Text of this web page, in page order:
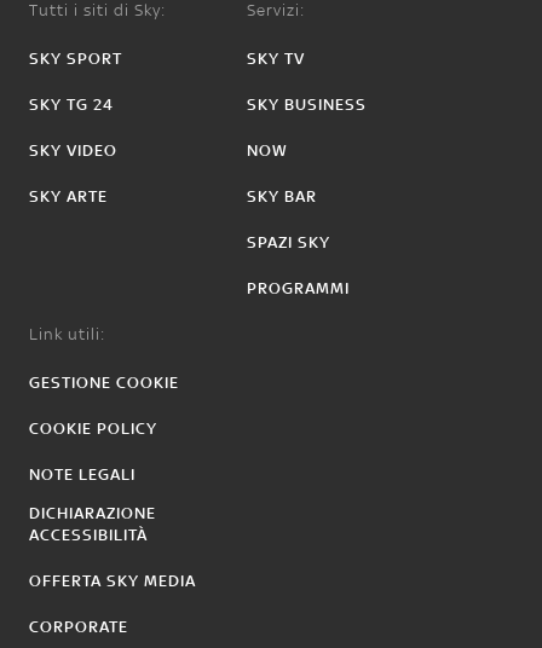
Tutti i siti di Sky:
SKY SPORT
SKY TG 24
SKY VIDEO
SKY ARTE
Servizi:
SKY TV
SKY BUSINESS
NOW
SKY BAR
SPAZI SKY
PROGRAMMI
Link utili:
GESTIONE COOKIE
COOKIE POLICY
NOTE LEGALI
DICHIARAZIONE
ACCESSIBILITÀ
OFFERTA SKY MEDIA
CORPORATE